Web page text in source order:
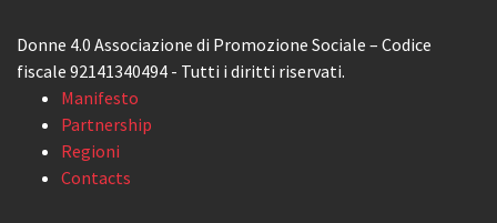
Donne 4.0 Associazione di Promozione Sociale – Codice
fiscale 92141340494 - Tutti i diritti riservati.
Manifesto
Partnership
Regioni
Contacts